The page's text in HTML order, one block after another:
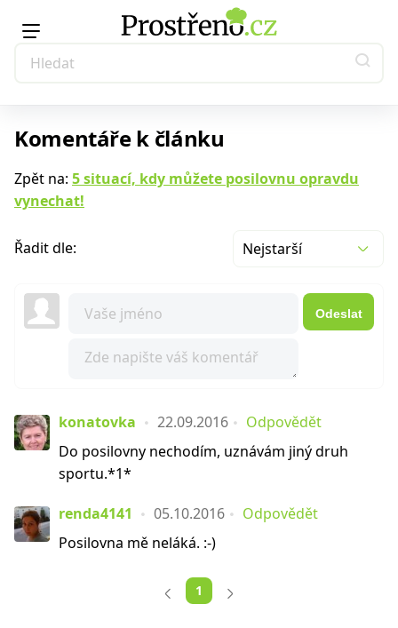
Komentáře k článku
Zpět na: 5 situací, kdy můžete posilovnu opravdu
vynechat!
Řadit dle: Nejstarší
Odeslat
konatovka 22.09.2016
Odpovědět
Do posilovny nechodím, uznávám jiný druh
sportu.*1*
renda4141 05.10.2016
Odpovědět
Posilovna mě neláká. :-)
1